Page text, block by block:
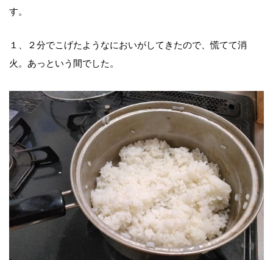
す。
１、２分でこげたようなにおいがしてきたので、慌てて消
火。あっという間でした。